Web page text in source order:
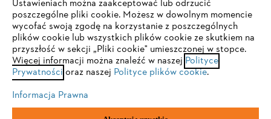
Polityka prywatności Wskazówki prawne Cookies
Informacje prawne
Korzystasz z przeglądarki, której jeszcze nie obsługujemy. W
celu optymalnego korzystania z naszej strony zalecamy
przejście do jednej z następujących przeglądarek:
Firefox Chrome
Ustawieniach można zaakceptować lub odrzucić
poszczególne pliki cookie. Możesz w dowolnym momencie
wycofać swoją zgodę na korzystanie z poszczególnych
plików cookie lub wszystkich plików cookie ze skutkiem na
przyszłość w sekcji „Pliki cookie" umieszczonej w stopce.
Więcej informacji można znaleźć w naszej Polityce
Prywatności oraz naszej Polityce plików cookie.
Informacja Prawna